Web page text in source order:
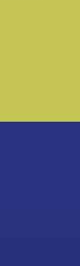
de la
se divertir
moderne :
de
: une
Mais ici,
Tout est
est
véritable,
on
ville en